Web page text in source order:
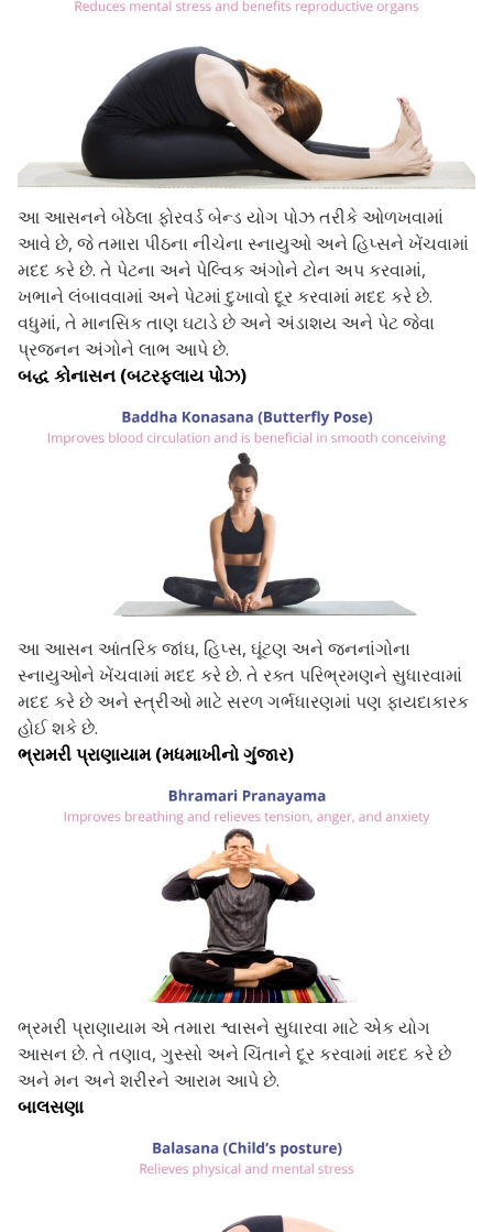
આ આસનને બેઠેલા ફોરવર્ડ બેન્ડ યોગ પોઝ તરીકે ઓળખવામાં
આવે છે, જે તમારા પીઠના નીચેના સ્નાયુઓ અને હિપ્સને ખેંચવામાં
મદદ કરે છે. તે પેટના અને પેલ્વિક અંગોને ટોન અપ કરવામાં,
ખભાને લંબાવવામાં અને પેટમાં દુખાવો દૂર કરવામાં મદદ કરે છે.
વધુમાં, તે માનસિક તાણ ઘટાડે છે અને અંડાશય અને પેટ જેવા
પ્રજનન અંગોને લાભ આપે છે.
બદ્ધ કોનાસન (બટરફ્લાય પોઝ)
આ આસન આંતરિક જાંઘ, હિપ્સ, ઘૂંટણ અને જનનાંગોના
સ્નાયુઓને ખેંચવામાં મદદ કરે છે. તે રક્ત પરિભ્રમણને સુધારવામાં
મદદ કરે છે અને સ્ત્રીઓ માટે સરળ ગર્ભધારણમાં પણ ફાયદાકારક
હોઈ શકે છે.
ભ્રામરી પ્રાણાયામ (મધમાખીનો ગુંજાર)
ભ્રમરી પ્રાણાયામ એ તમારા શ્વાસને સુધારવા માટે એક યોગ
આસન છે. તે તણાવ, ગુસ્સો અને ચિંતાને દૂર કરવામાં મદદ કરે છે
અને મન અને શરીરને આરામ આપે છે.
બાલસણા